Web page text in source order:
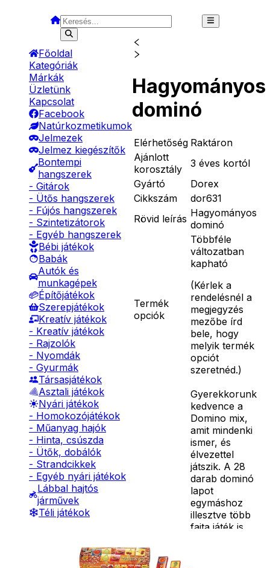
Főoldal
Kategóriák
Márkák
Üzletünk
Kapcsolat
Facebook
Natúrkozmetikumok
Jelmezek
Jelmez kiegészítők
Bontempi
hangszerek
- Gitárok
- Ütős hangszerek
- Fújós hangszerek
- Szintetizátorok
- Egyéb hangszerek
Bébi játékok
Babák
Autók és
munkagépek
Építőjátékok
Szerepjátékok
Kreatív játékok
- Kreatív játékok
- Rajzolók
- Nyomdák
- Gyurmák
Társasjátékok
Asztali játékok
Nyári játékok
- Homokozójátékok
- Műanyag hajók
- Hinta, csúszda
- Ütők, dobálók
- Strandcikkek
- Egyéb nyári játékok
Lábbal hajtós
járművek
Téli játékok
Hagyományos
dominó
Elérhetőség Raktáron
Ajánlott
korosztály
3 éves kortól
Gyártó
Dorex
Cikkszám
dor631
Rövid leírás Hagyományos
dominó
Termék
opciók
Többféle
változatban
kapható
(Kérlek a
rendelésnél a
megjegyzés
mezőbe írd
bele, hogy
melyik termék
opciót
szeretnéd.)
Gyerekkorunk
kedvence a
Domino mix,
amit mindenki
ismer, és
élvezettel
játszik. A 28
darab dominó
lapot
egymáshoz
illesztve több
fajta játék is